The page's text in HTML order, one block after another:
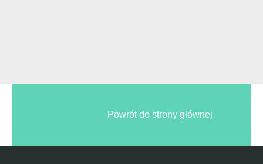
Powrót do strony głównej